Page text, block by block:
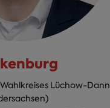
Lüchow-